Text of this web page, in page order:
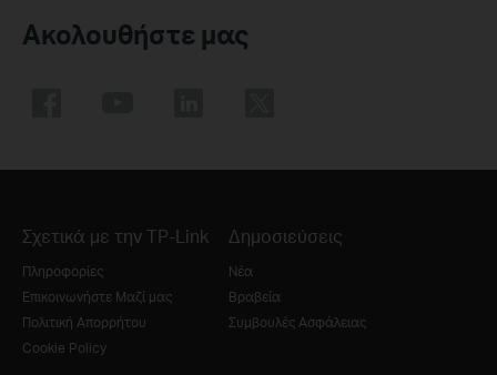
Ακολουθήστε μας
Σχετικά με την TP-Link
Πληροφορίες
Επικοινωνήστε Μαζί μας
Πολιτική Απορρήτου
Cookie Policy
Δημοσιεύσεις
Νέα
Βραβεία
Συμβουλές Ασφάλειας